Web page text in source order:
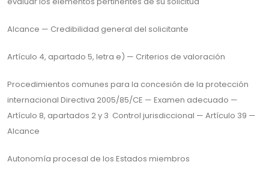
Alcance — Credibilidad general del solicitante
Artículo 4, apartado 5, letra e) — Criterios de valoración
Procedimientos comunes para la concesión de la protección
internacional Directiva 2005/85/CE — Examen adecuado —
Artículo 8, apartados 2 y 3 Control jurisdiccional — Artículo 39 —
Alcance
Autonomía procesal de los Estados miembros